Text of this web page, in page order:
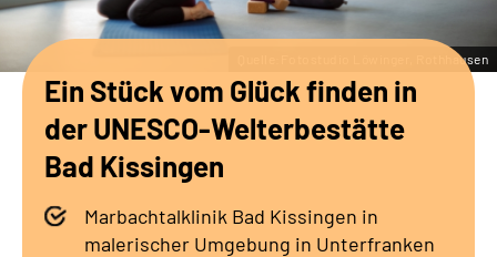
Sozialdienste & Zuweisende
Suche
Gebärdensprache
Ein Stück vom Glück finden in
der UNESCO-Welterbestätte
Bad Kissingen
Marbachtalklinik Bad Kissingen in
malerischer Umgebung in Unterfranken
Quelle:Fotostudio Löwinger, Rothhausen